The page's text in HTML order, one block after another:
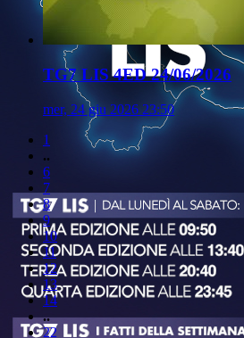
TG7 LIS 4ED 24/06/2026
mer, 24 giu 2026 23:50
1
..
6
7
8
9
10
11
12
13
14
..
22